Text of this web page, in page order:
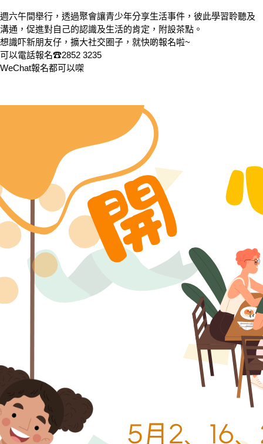
週六午間舉行，透過聚會讓青少年分享生活事件，彼此學習聆聽及
溝通，促進對自己的認識及生活的肯定，附設茶點。
想識吓新朋友仔，擴大社交圈子，就快啲報名啦~
可以電話報名☎2852 3235
WeChat報名都可以㗎